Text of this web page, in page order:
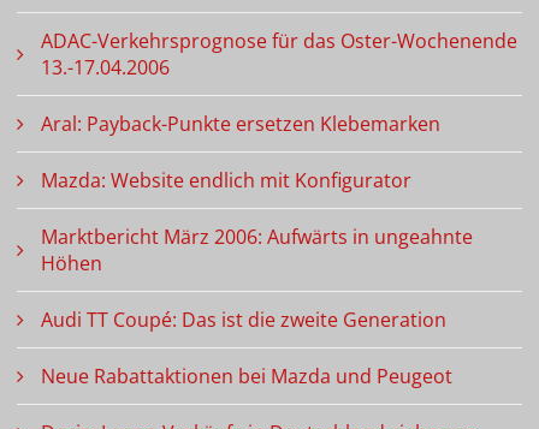
ADAC-Verkehrsprognose für das Oster-Wochenende
13.-17.04.2006
Aral: Payback-Punkte ersetzen Klebemarken
Mazda: Website endlich mit Konfigurator
Marktbericht März 2006: Aufwärts in ungeahnte
Höhen
Audi TT Coupé: Das ist die zweite Generation
Neue Rabattaktionen bei Mazda und Peugeot